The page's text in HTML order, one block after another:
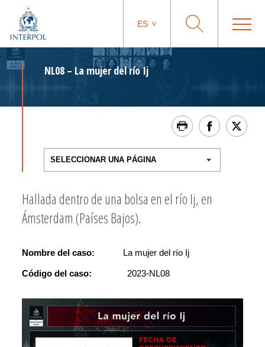
ES
NL08 – La mujer del río Ij
Hallada dentro de una bolsa en el río Ij, en
Ámsterdam (Países Bajos).
Nombre del caso: La mujer del río Ij
Código del caso: 2023-NL08